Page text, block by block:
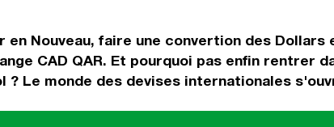
en Nouveau, faire une convertion des
CAD QAR. Et pourquoi pas enfin rentrer
Le monde des devises internationales